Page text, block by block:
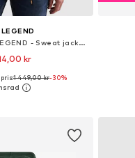
LEGEND
Sweatshirt 'PME LEGEND - Sweat jacket with hood and zipper closure'
kr
S, L, XXXL
1 449,00 kr-30%